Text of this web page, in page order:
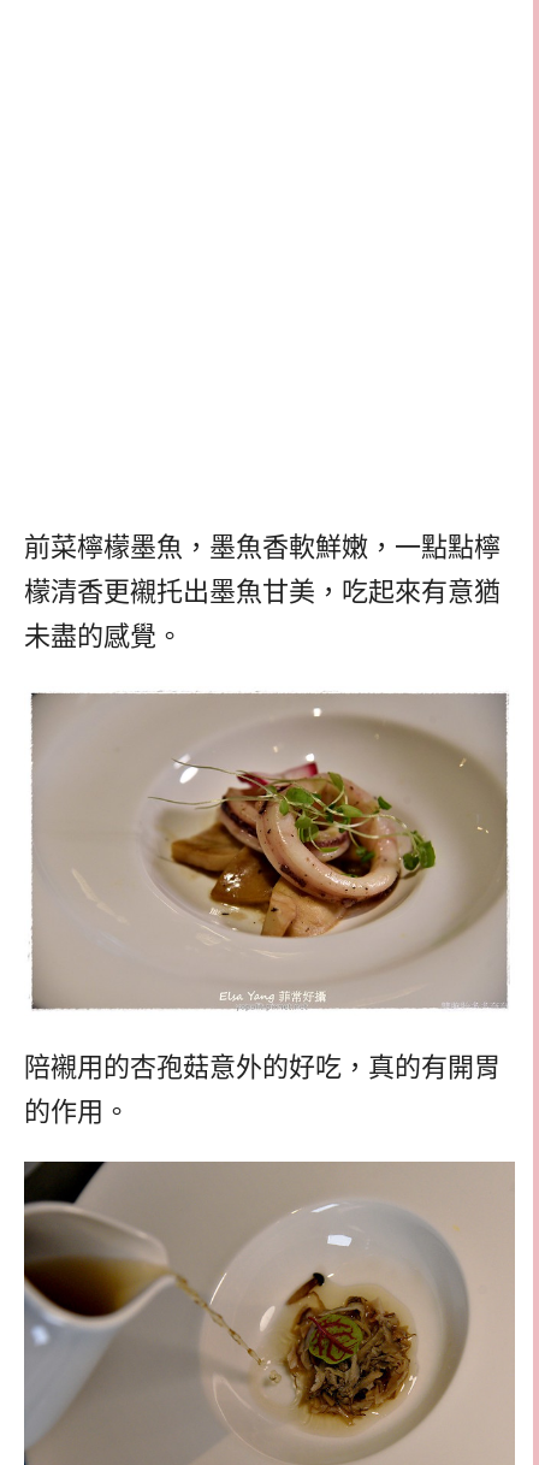
前菜檸檬墨魚，墨魚香軟鮮嫩，一點點檸
檬清香更襯托出墨魚甘美，吃起來有意猶
未盡的感覺。
陪襯用的杏孢菇意外的好吃，真的有開胃
的作用。